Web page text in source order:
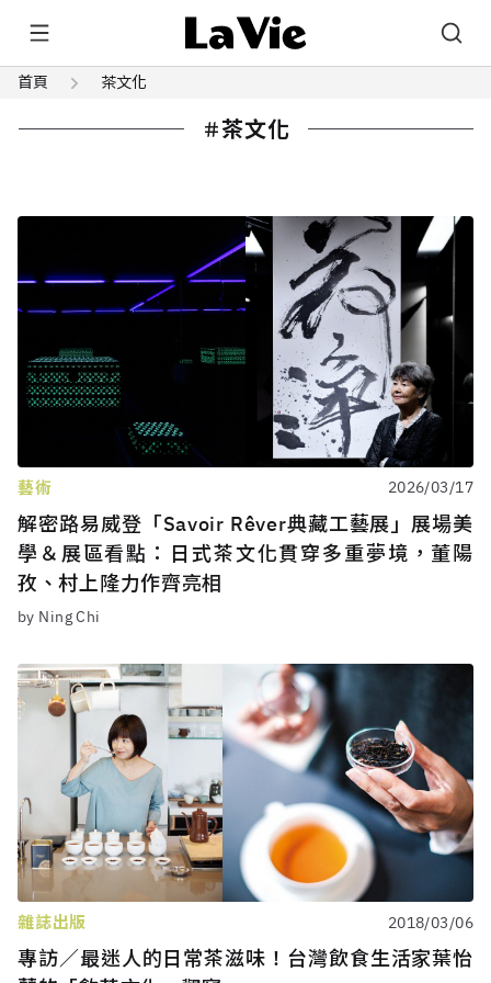
首頁 茶文化
茶文化
藝術 2026/03/17
解密路易威登「Savoir Rêver典藏工藝展」展場美
學＆展區看點：日式茶文化貫穿多重夢境，董陽
孜、村上隆力作齊亮相
by Ning Chi
雜誌出版 2018/03/06
專訪／最迷人的日常茶滋味！台灣飲食生活家葉怡